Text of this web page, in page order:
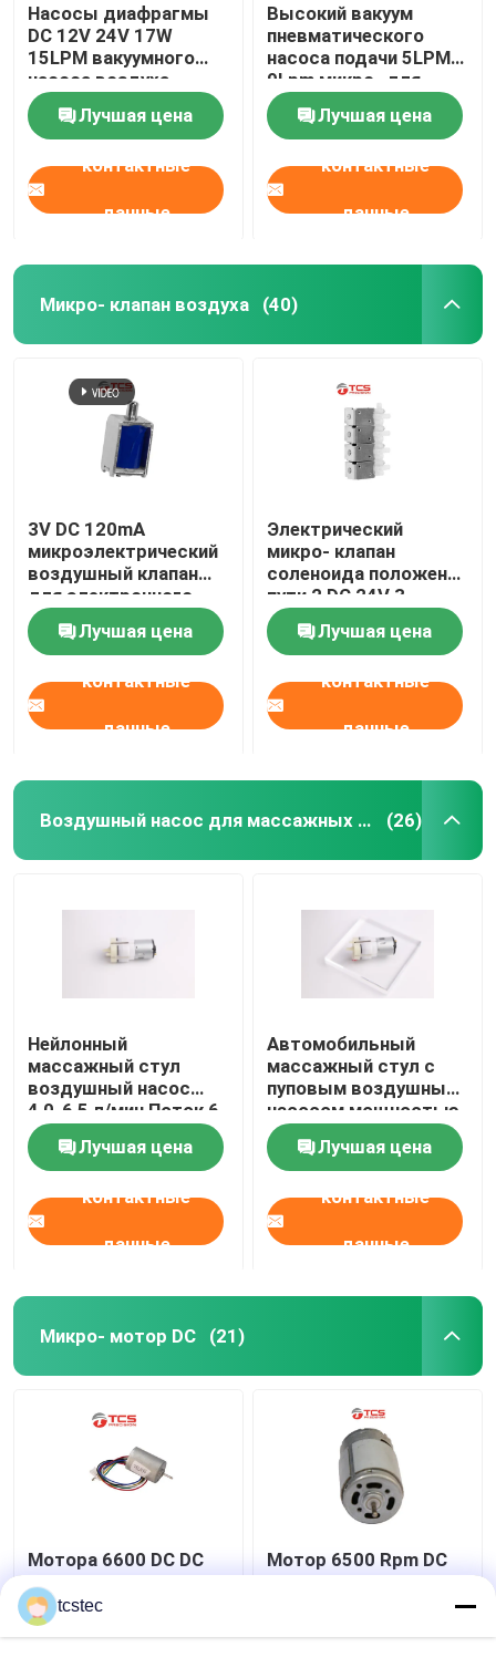
Насосы диафрагмы
DC 12V 24V 17W
15LPM вакуумного
насоса воздуха
микро- мини
Лучшая цена
контактные
данные
Высокий вакуум
пневматического
насоса подачи 5LPM
9Lpm микро- для
поддержки талии
автомобиля
Лучшая цена
контактные
данные
Микро- клапан воздуха (40)
3V DC 120mA
микроэлектрический
воздушный клапан
для электронного
кровяного давления
медицинский
монитор
Лучшая цена
контактные
данные
Электрический
микро- клапан
соленоида положения
пути 2 DC 24V 3
клапана соленоида
воздухаЛучшая цена
контактные
данные
Воздушный насос для массажных стульев (26)
Нейлонный
массажный стул
воздушный насос
4,0-6,5 л/мин Поток 6-
24 В напряжение
Лучшая цена
контактные
данные
Автомобильный
массажный стул с
пуповым воздушным
насосом мощностью
80 кПа
Лучшая цена
контактные
данные
Микро- мотор DC (21)
Мотора 6600 DC DC
14.4V мотор DC Rpm
мини микро-
электрический
Мотор 6500 Rpm DC
12V PMDC 390 микро-
tcstec